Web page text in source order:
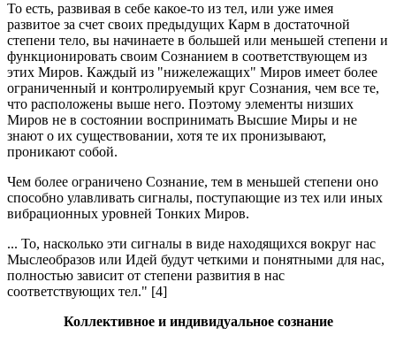
То есть, развивая в себе какое-то из тел, или уже имея
развитое за счет своих предыдущих Карм в достаточной
степени тело, вы начинаете в большей или меньшей степени и
функционировать своим Сознанием в соответствующем из
этих Миров. Каждый из "нижележащих" Миров имеет более
ограниченный и контролируемый круг Сознания, чем все те,
что расположены выше него. Поэтому элементы низших
Миров не в состоянии воспринимать Высшие Миры и не
знают о их существовании, хотя те их пронизывают,
проникают собой.
Чем более ограничено Сознание, тем в меньшей степени оно
способно улавливать сигналы, поступающие из тех или иных
вибрационных уровней Тонких Миров.
... То, насколько эти сигналы в виде находящихся вокруг нас
Мыслеобразов или Идей будут четкими и понятными для нас,
полностью зависит от степени развития в нас
соответствующих тел." [4]
Коллективное и индивидуальное сознание